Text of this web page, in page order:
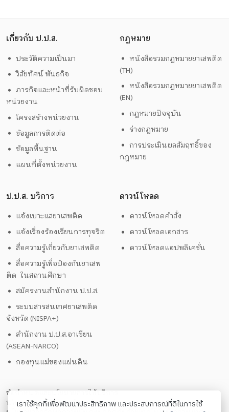
เกี่ยวกับ ป.ป.ส.
ประวัติความเป็นมา
วิสัยทัศน์ พันธกิจ
ภารกิจและหน้าที่รับผิดชอบ
หน่วยงาน
โครงสร้างหน่วยงาน
ข้อมูลการติดต่อ
ข้อมูลพื้นฐาน
แผนที่ตั้งหน่วยงาน
กฎหมาย
หนังสือรวมกฎหมายยาเสพติด
(TH)
หนังสือรวมกฎหมายยาเสพติด
(EN)
กฎหมายปัจจุบัน
ร่างกฎหมาย
การประเมินผลสัมฤทธิ์ของ
กฎหมาย
ป.ป.ส. บริการ
แจ้งเบาะแสยาเสพติด
แจ้งเรื่องร้องเรียนการทุจริต
สื่อความรู้เกี่ยวกับยาเสพติด
สื่อความรู้เพื่อป้องกันยาเสพ
ติด ในสถานศึกษา
สมัครงานสำนักงาน ป.ป.ส.
ระบบสารสนเทศยาเสพติด
จังหวัด (NISPA+)
สำนักงาน ป.ป.ส.อาเซียน
(ASEAN-NARCO)
กองทุนแม่ของแผ่นดิน
ดาวน์โหลด
ดาวน์โหลดคำสั่ง
ดาวน์โหลดเอกสาร
ดาวน์โหลดแอปพลิเคชั่น
ข้อกำหนดและนโยบายการให้บริการ
นโยบายการคุ้มครองข้อมูลส่วนบุคคล
เราใช้คุกกี้เพื่อพัฒนาประสิทธิภาพ และประสบการณ์ที่ดีในการใช้